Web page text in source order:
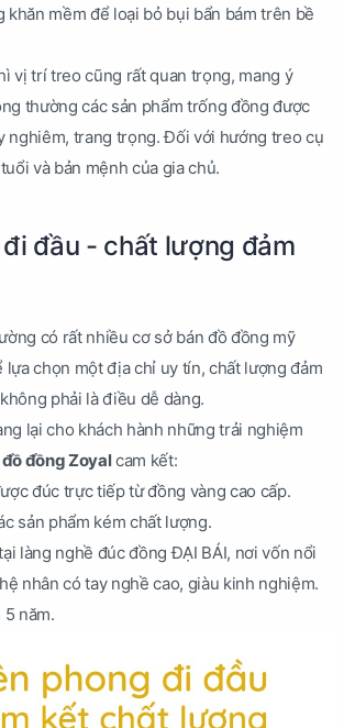
mềm để loại bỏ bụi bẩn bám trên bề
vị trí treo cũng rất quan trọng, mang ý
thường các sản phẩm trống đồng được
nghiêm, trang trọng. Đối với hướng treo cụ
và bản mệnh của gia chủ.
đầu - chất lượng đảm
có rất nhiều cơ sở bán đồ đồng mỹ
lựa chọn một địa chỉ uy tín, chất lượng đảm
phải là điều dễ dàng.
lại cho khách hành những trải nghiệm
đồ đồng Zoyalcam kết:
đúc trực tiếp từ đồng vàng cao cấp.
sản phẩm kém chất lượng.
làng nghề đúc đồng ĐẠI BÁI, nơi vốn nổi
nhân có tay nghề cao, giàu kinh nghiệm.
năm.